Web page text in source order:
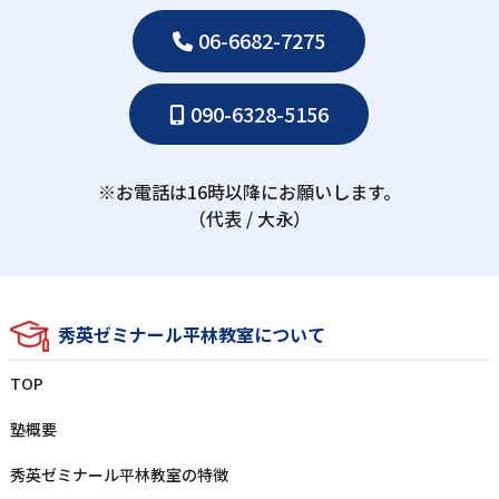
06-6682-7275
090-6328-5156
※お電話は16時以降にお願いします。
（代表 / ⼤永）
秀英ゼミナール平林教室について
TOP
塾概要
秀英ゼミナール平林教室の特徴